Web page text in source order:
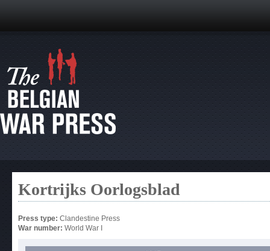
Kortrijks Oorlogsblad
Press type: Clandestine Press
War number: World War I